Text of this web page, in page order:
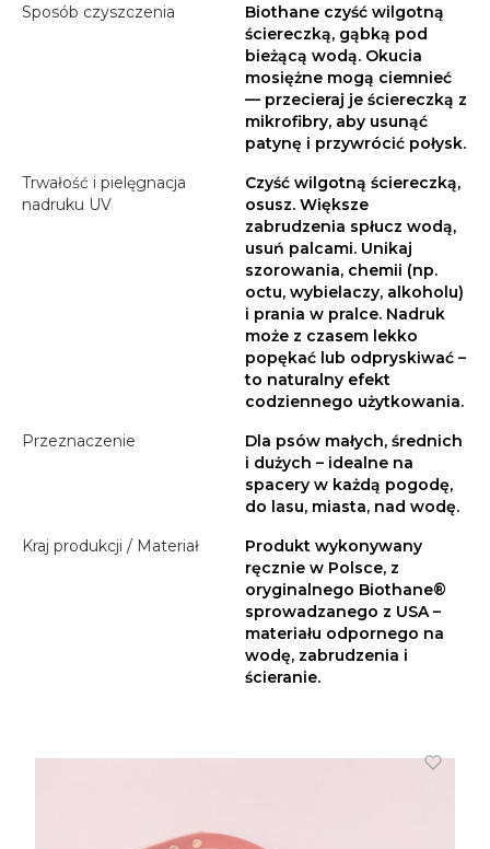
Sposób czyszczenia
Biothane czyść wilgotną
ściereczką, gąbką pod
bieżącą wodą. Okucia
mosiężne mogą ciemnieć
— przecieraj je ściereczką z
mikrofibry, aby usunąć
patynę i przywrócić połysk.
Trwałość i pielęgnacja
nadruku UV
Czyść wilgotną ściereczką,
osusz. Większe
zabrudzenia spłucz wodą,
usuń palcami. Unikaj
szorowania, chemii (np.
octu, wybielaczy, alkoholu)
i prania w pralce. Nadruk
może z czasem lekko
popękać lub odpryskiwać –
to naturalny efekt
codziennego użytkowania.
Przeznaczenie
Dla psów małych, średnich
i dużych – idealne na
spacery w każdą pogodę,
do lasu, miasta, nad wodę.
Kraj produkcji / Materiał
Produkt wykonywany
ręcznie w Polsce, z
oryginalnego Biothane®
sprowadzanego z USA –
materiału odpornego na
wodę, zabrudzenia i
ścieranie.